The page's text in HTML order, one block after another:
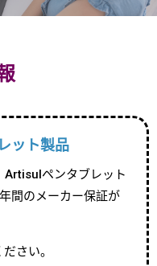
ット製品
ペンタブレット
間のメーカー保証が
さい。